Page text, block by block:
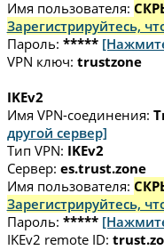
Имя пользователя:
Зарегистрируйтесь,
Пароль: *****
VPN ключ: trustzone
IKEv2
Имя VPN-соединения:
другой сервер]
Тип VPN: IKEv2
Сервер: es.trust.zone
Имя пользователя:
Зарегистрируйтесь,
Пароль: *****
IKEv2 remote ID: